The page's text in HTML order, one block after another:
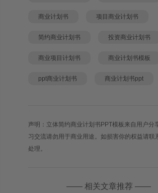
商业计划书 项目商业计划书
简约商业计划书 投资商业计划书
商业项目计划书 商业计划书模板
ppt商业计划书 商业计划书ppt
声明：立体简约商业计划书PPT模板来自用户分
习交流请勿用于商业用途。如损害你的权益请联
处理。
—— 相关文章推荐 ——